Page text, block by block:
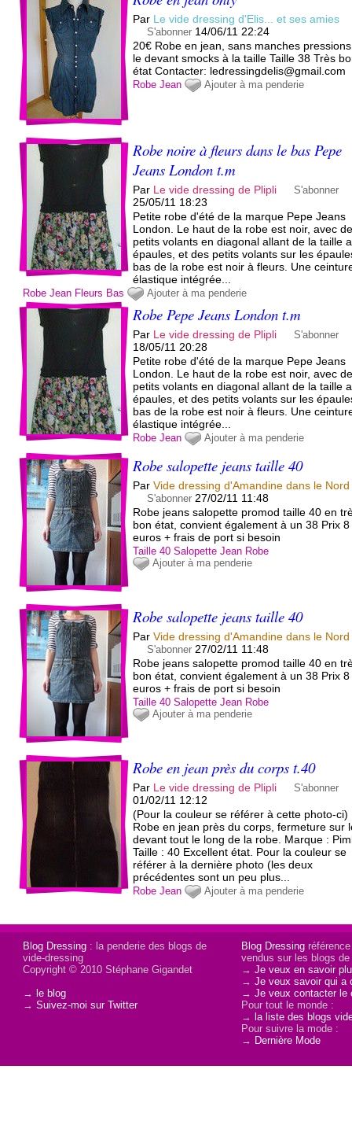
Par Le vide dressing d'Elis... et ses amies
S'abonner 14/06/11 22:24
20€ Robe en jean, sans manches
le devant smocks à la taille Taille 38 Très
état Contacter: ledressingdelis@gmail.com
Robe Jean Ajouter à ma penderie
Robe noire à fleurs dans le bas Pepe
Jeans London t.m
Par Le vide dressing de Plipli S'abonner
25/05/11 18:23
Petite robe d'été de la marque Pepe Jeans
London. Le haut de la robe est noir, avec
petits volants en diagonal allant de la taille
épaules, et des petits volants sur les
bas de la robe est noir à fleurs. Une
élastique intégrée...
Robe Jean Fleurs Bas Ajouter à ma penderie
Robe Pepe Jeans London t.m
Par Le vide dressing de Plipli S'abonner
18/05/11 20:28
Petite robe d'été de la marque Pepe Jeans
London. Le haut de la robe est noir, avec
petits volants en diagonal allant de la taille
épaules, et des petits volants sur les
bas de la robe est noir à fleurs. Une
élastique intégrée...
Robe Jean Ajouter à ma penderie
Robe salopette jeans taille 40
ParVide dressing d'Amandine dans le Nord
S'abonner 27/02/11 11:48
Robe jeans salopette promod taille 40 en
bon état, convient également à un 38 Prix 8
euros + frais de port si besoin
Taille 40 Salopette Jean Robe
Ajouter à ma penderie
Robe salopette jeans taille 40
ParVide dressing d'Amandine dans le Nord
S'abonner 27/02/11 11:48
Robe jeans salopette promod taille 40 en
bon état, convient également à un 38 Prix 8
euros + frais de port si besoin
Taille 40 Salopette Jean Robe
Ajouter à ma penderie
Robe en jean près du corps t.40
Par Le vide dressing de Plipli S'abonner
01/02/11 12:12
(Pour la couleur se référer à cette photo-ci)
Robe en jean près du corps, fermeture sur
devant tout le long de la robe. Marque :
Taille : 40 Excellent état. Pour la couleur se
référer à la dernière photo (les deux
précédentes sont un peu plus...
Robe Jean Ajouter à ma penderie
Blog Dressing : la penderie des blogs de
vide-dressing
Copyright © 2010 Stéphane Gigandet
→ le blog
→Suivez-moi sur Twitter
Blog Dressing
vendus sur les blogs
→Je veux en savoir
→Je veux savoir qui a
→Je veux contacter le
Pour tout le monde :
→ la liste des blogs
Pour suivre la mode :
→ Dernière Mode